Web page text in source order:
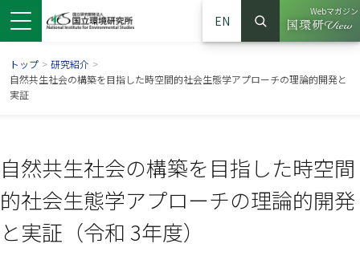
EN
サイト内検索
検索
Webマガジン
（別ウイ
トップ > 研究紹介 >
自然共生社会の構築を目指した時空間的社会生態学アプローチの理論的開発と
実証
自然共生社会の構築を目指した時空間
的社会生態学アプローチの理論的開発
と実証（令和 3年度）